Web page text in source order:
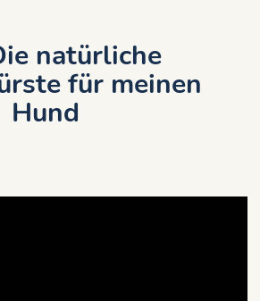
natürliche
für meinen
Hund